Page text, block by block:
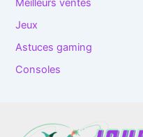
Meilleurs ventes
Jeux
Astuces gaming
Consoles